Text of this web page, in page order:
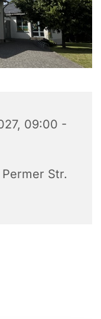
09:00 -
Str.